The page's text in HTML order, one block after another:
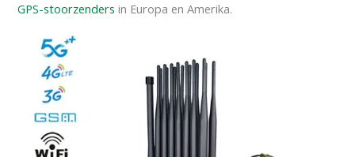
GPS-stoorzenders in Europa en Amerika.